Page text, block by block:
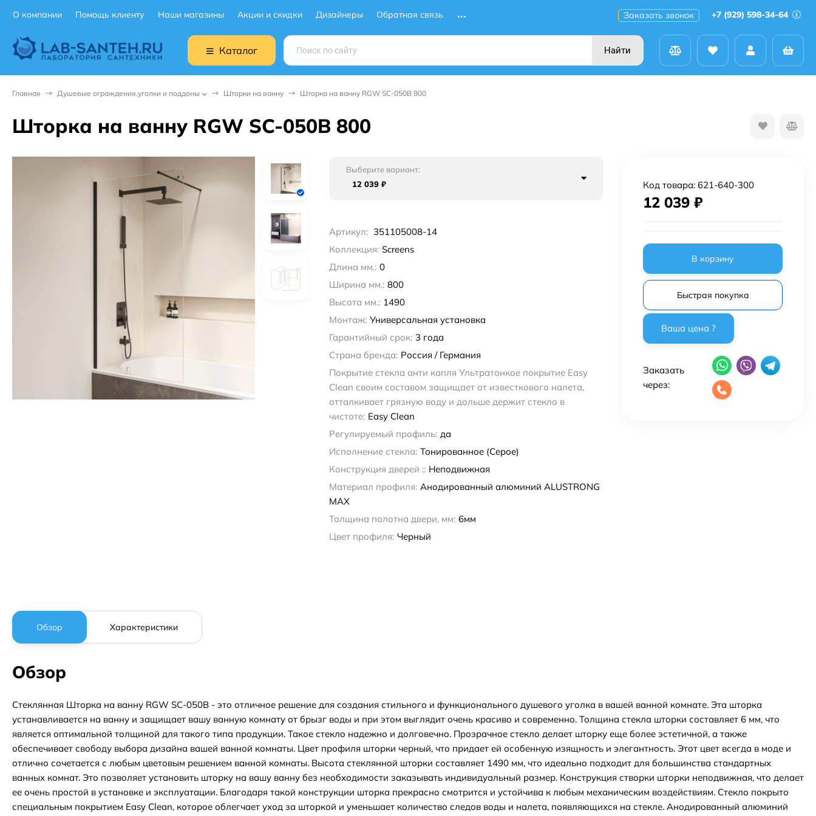
О компании Помощь клиенту Наши магазины Акции и скидки Дизайнеры Обратная связь Заказать звонок +7 (929) 598-34-64
Каталог Найти
Главная Душевые ограждения,уголки и поддоны Шторки на ванну Шторка на ванну RGW SC-050B 800
Шторка на ванну RGW SC-050B 800
Выберите вариант:
12 039 ₽
Артикул: 351105008-14
Коллекция: Screens
Длина мм.: 0
Ширина мм.: 800
Высота мм.: 1490
Монтаж: Универсальная установка
Гарантийный срок: 3 года
Страна бренда: Россия / Германия
Покрытие стекла анти капля Ультратонкое покрытие Easy
Clean своим составом защищает от известкового налета,
отталкивает грязную воду и дольше держит стекло в
чистоте: Easy Clean
Регулируемый профиль: да
Исполнение стекла: Тонированное (Серое)
Конструкция дверей :: Неподвижная
Материал профиля: Анодированный алюминий ALUSTRONG
MAX
Толщина полотна двери, мм: 6мм
Цвет профиля: Черный
Код товара: 621-640-300
12 039 ₽
В корзину
Быстрая покупка
Заказать
через:
Обзор Характеристики
Обзор
Стеклянная Шторка на ванну RGW SC-050B - это отличное решение для создания стильного и функционального душевого уголка в вашей ванной комнате. Эта шторка
устанавливается на ванну и защищает вашу ванную комнату от брызг воды и при этом выглядит очень красиво и современно. Толщина стекла шторки составляет 6 мм, что
является оптимальной толщиной для такого типа продукции. Такое стекло надежно и долговечно. Прозрачное стекло делает шторку еще более эстетичной, а также
обеспечивает свободу выбора дизайна вашей ванной комнаты. Цвет профиля шторки черный, что придает ей особенную изящность и элегантность. Этот цвет всегда в моде и
отлично сочетается с любым цветовым решением ванной комнаты. Высота стеклянной шторки составляет 1490 мм, что идеально подходит для большинства стандартных
ванных комнат. Это позволяет установить шторку на вашу ванну без необходимости заказывать индивидуальный размер. Конструкция створки шторки неподвижная, что делает
ее очень простой в установке и эксплуатации. Благодаря такой конструкции шторка прекрасно смотрится и устойчива к любым механическим воздействиям. Стекло покрыто
специальным покрытием Easy Clean, которое облегчает уход за шторкой и уменьшает количество следов воды и налета, появляющихся на стекле. Анодированный алюминий